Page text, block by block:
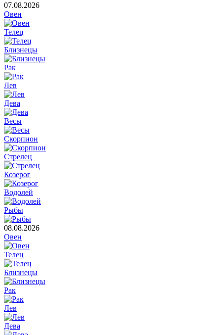
07.08.2026
Овен
Телец
Близнецы
Рак
Лев
Дева
Весы
Скорпион
Стрелец
Козерог
Водолей
Рыбы
08.08.2026
Овен
Телец
Близнецы
Рак
Лев
Дева